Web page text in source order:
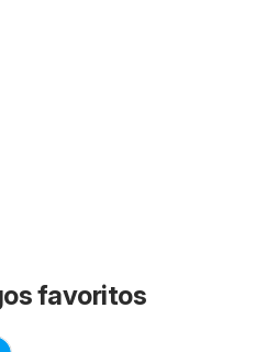
favoritos